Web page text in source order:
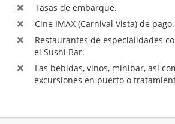
Tasas de embarque.
Cine IMAX (Carnival Vista) de pago.
Restaurantes de especialidades
el Sushi Bar.
Las bebidas, vinos, minibar, así
excursiones en puerto o